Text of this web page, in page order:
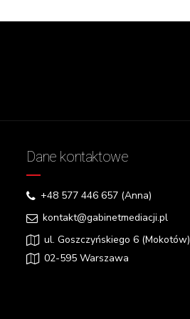
Dane kontaktowe
+48 577 446 657 (Anna)
kontakt@gabinetmediacji.pl
ul. Goszczyńskiego 6 (Mokotów)
02-595 Warszawa